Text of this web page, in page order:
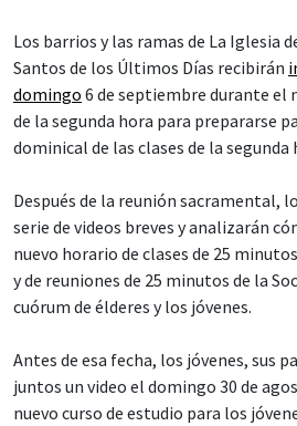
Los barrios y las ramas de La Iglesia
Santos de los Últimos Días recibirán
domingo 6 de septiembre durante el
de la segunda hora para prepararse
dominical de las clases de la segunda
Después de la reunión sacramental,
serie de videos breves y analizarán
nuevo horario de clases de 25
y de reuniones de 25 minutos de la
cuórum de élderes y los jóvenes.
Antes de esa fecha, los jóvenes, sus
juntos un video el domingo 30 de
nuevo curso de estudio para los